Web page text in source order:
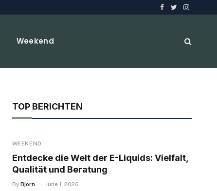
Facebook
Twitter
Weekend
TOP BERICHTEN
WEEKEND
Entdecke die Welt der E-Liquids: Vielfalt,
Qualität und Beratung
By Bjorn June 1, 2026